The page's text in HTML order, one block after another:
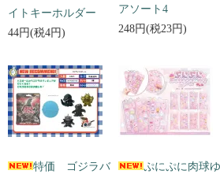
イトキーホルダー
44円(税4円)
アソート4
248円(税23円)
特価 ゴジラバ
ぷにぷに肉球ゆ